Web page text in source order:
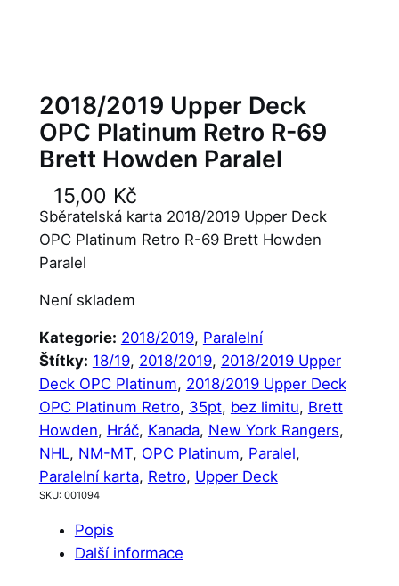
2018/2019 Upper Deck
OPC Platinum Retro R-69
Brett Howden Paralel
15,00 Kč
Sběratelská karta 2018/2019 Upper Deck
OPC Platinum Retro R-69 Brett Howden
Paralel
Není skladem
Kategorie: 2018/2019, Paralelní
Štítky: 18/19, 2018/2019, 2018/2019 Upper
Deck OPC Platinum, 2018/2019 Upper Deck
OPC Platinum Retro, 35pt, bez limitu, Brett
Howden, Hráč, Kanada, New York Rangers
NHL, NM-MT, OPC Platinum, Paralel
Paralelní karta, Retro, Upper Deck
SKU: 001094
Popis
Další informace